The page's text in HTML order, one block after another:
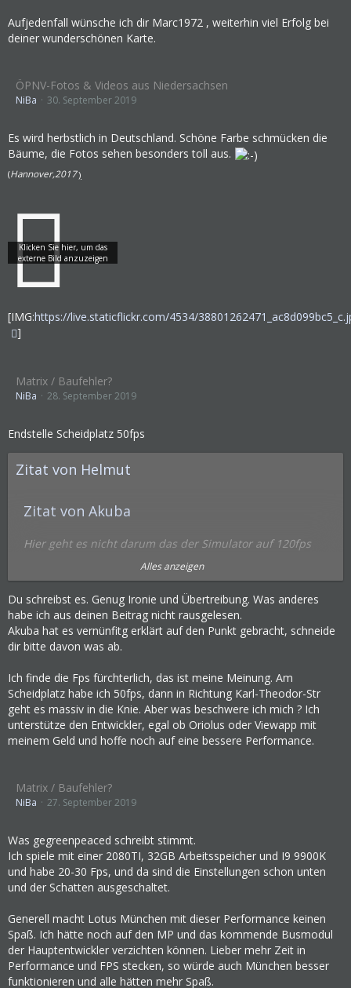
Aufjedenfall wünsche ich dir Marc1972 , weiterhin viel Erfolg bei
deiner wunderschönen Karte.
ÖPNV-Fotos & Videos aus Niedersachsen
NiBa 30. September 2019
Es wird herbstlich in Deutschland. Schöne Farbe schmücken die
Bäume, die Fotos sehen besonders toll aus.
(Hannover,2017)
[IMG:https://live.staticflickr.com/4534/
]
Matrix / Baufehler?
NiBa 28. September 2019
Endstelle Scheidplatz 50fps
Zitat von Helmut
Zitat von Akuba
Hier geht es nicht darum das der Simulator auf 120fps
läuft, sondern das die Entwicklertools angepasst und
optimiert werden. Alles andere ist momentan ein netter
Leider kapieren das einige einfach nicht.
Was soll es bringen, wenn die Münchner jetzt an
kommt irgendwann eine Optimierung in Lotus und damit
geht der Schuss nach hinten los, womöglich hat man
aneinander vorbei gearbeitet.
Man kann es manchen einfach nicht recht machen. Kriegen
sie das Programm jetzt im EA, gibts Gemecker weil dies und
Recht darauf hat. Kriegt das Programm aber keiner bevor es
fertig ist, dann gibts Gemecker, weil es immer noch nicht
Vorankündigung und dem finalen Release womöglich auch
noch der Preis gestiegen und und und.
Komisch dass immer alle glauben dass Software-
Entwicklung nichts kosten darf. Klar, Entwickler essen Kaffee
zur Genüge. Pfff. Wenn ich für das Geld das das München
AddOn kostet Pizza essen gehen will, muss ich die Kinder
zuhause lassen. Was mir der Wirt wohl sagt, wenn ich seine
schlechte Performancereklamiere? Oder eine Gratis-Pizza
Alles anzeigen
Du schreibst es. Genug Ironie und Übertreibung. Was anderes
habe ich aus deinen Beitrag nicht rausgelesen.
Akuba hat es vernünfitg erklärt auf den Punkt gebracht, schneide
dir bitte davon was ab.
Ich finde die Fps fürchterlich, das ist meine Meinung. Am
Scheidplatz habe ich 50fps, dann in Richtung Karl-Theodor-Str
geht es massiv in die Knie. Aber was beschwere ich mich ? Ich
unterstütze den Entwickler, egal ob Oriolus oder Viewapp mit
meinem Geld und hoffe noch auf eine bessere Performance.
Matrix / Baufehler?
NiBa 27. September 2019
Was gegreenpeaced schreibt stimmt.
Ich spiele mit einer 2080TI, 32GB Arbeitsspeicher und I9 9900K
und habe 20-30 Fps, und da sind die Einstellungen schon unten
und der Schatten ausgeschaltet.
Generell macht Lotus München mit dieser Performance keinen
Spaß. Ich hätte noch auf den MP und das kommende Busmodul
der Hauptentwickler verzichten können. Lieber mehr Zeit in
Performance und FPS stecken, so würde auch München besser
funktionieren und alle hätten mehr Spaß.